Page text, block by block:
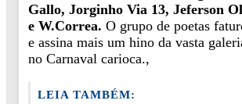
Gallo, Jorginho Via 13, Jeferson
e W.Correa. O grupo de poetas
e assina mais um hino da vasta
no Carnaval carioca.,
LEIA TAMBÉM: